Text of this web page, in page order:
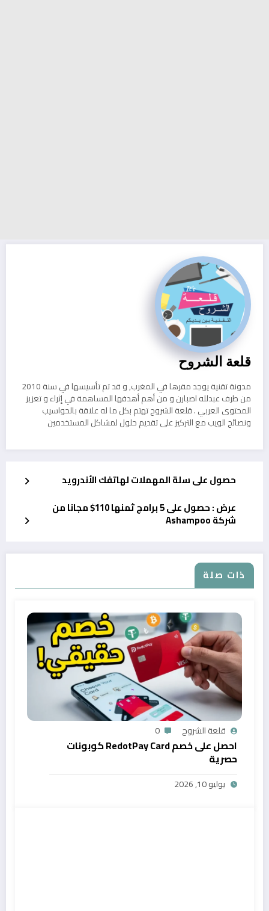
قلعة الشروح
مدونة تقنية يوجد مقرها في المغرب, و قد تم تأسيسها في سنة 2010
من طرف عبدلله اصبارن و من أهم أهدفها المساهمة في إثراء و تعزيز
المحتوى العربي . قلعة الشروح تهتم بكل ما له علاقة بالحواسيب
ونصائح الويب مع التركيز على تقديم حلول لمشاكل المستخدمين
حصول على سلة المهملات لهاتفك الأندرويد
عرض : حصول على 5 برامج ثمنها 110$ مجانا من
شركة Ashampoo
ذات صلة
قلعة الشروح 0
احصل على خصم RedotPay Card كوبونات
حصرية
يوليو 10, 2026